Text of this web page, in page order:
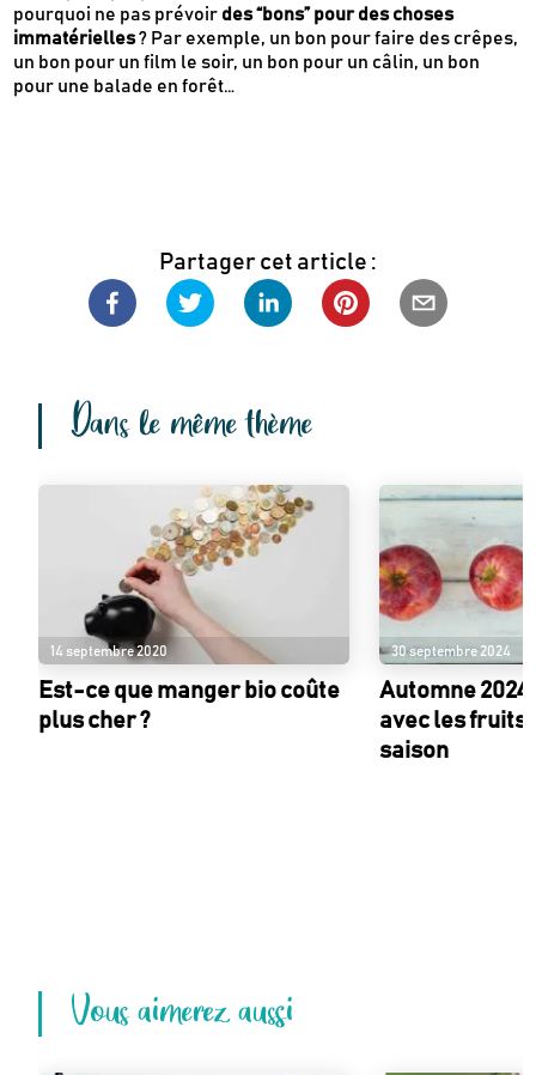
pourquoi ne pas prévoir des “bons” pour des choses
immatérielles? Par exemple, un bon pour faire des crêpes,
un bon pour un film le soir, un bon pour un câlin, un bon
pour une balade en forêt…
Partager cet article :
Dans le même thème
14 septembre 2020
Est-ce que manger bio coûte
plus cher ?
30 septembre 2024
Automne
avec les fruits
saison
Vous aimerez aussi